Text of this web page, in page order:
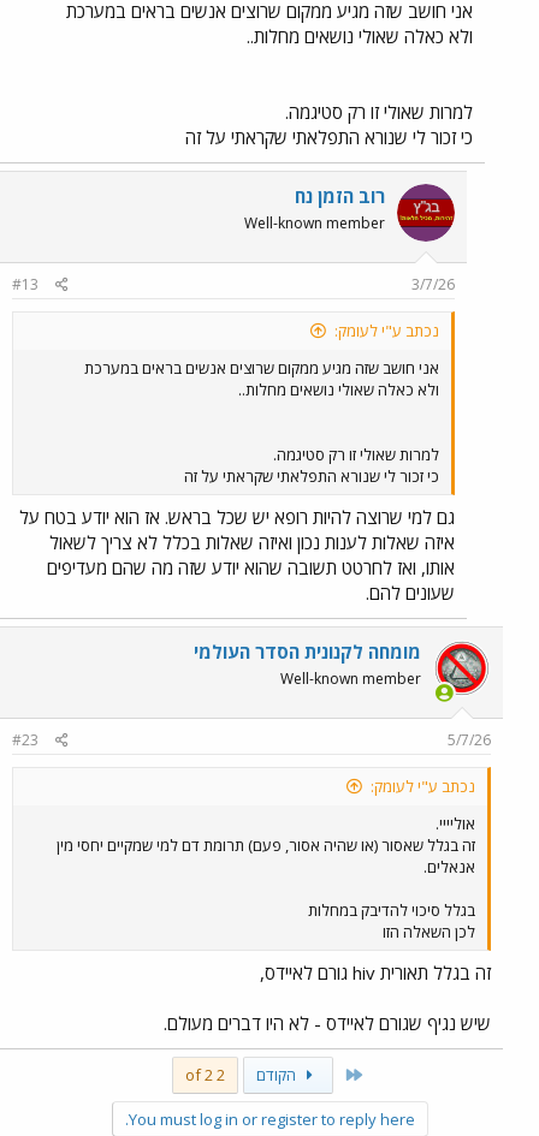
אני חושב שזה מגיע ממקום שרוצים אנשים בראים במערכת
ולא כאלה שאולי נושאים מחלות..
למרות שאולי זו רק סטיגמה.
כי זכור לי שנורא התפלאתי שקראתי על זה
רוב הזמן נח
Well-known member
3/7/26
#13
נכתב ע"י לעומק:
אני חושב שזה מגיע ממקום שרוצים אנשים בראים במערכת
ולא כאלה שאולי נושאים מחלות..
למרות שאולי זו רק סטיגמה.
כי זכור לי שנורא התפלאתי שקראתי על זה
גם למי שרוצה להיות רופא יש שכל בראש. אז הוא יודע בטח על
איזה שאלות לענות נכון ואיזה שאלות בכלל לא צריך לשאול
אותו, ואז לחרטט תשובה שהוא יודע שזה מה שהם מעדיפים
שעונים להם.
מומחה לקנונית הסדר העולמי
Well-known member
5/7/26
#23
נכתב ע"י לעומק:
אוליייי.
זה בגלל שאסור (או שהיה אסור, פעם) תרומת דם למי שמקיים יחסי מין
אנאלים.
בגלל סיכוי להדיבק במחלות
לכן השאלה הזו
זה בגלל תאורית hiv גורם לאיידס,
שיש נגיף שגורם לאיידס - לא היו דברים מעולם.
First הקודם 2 of 2
You must log in or register to reply here.